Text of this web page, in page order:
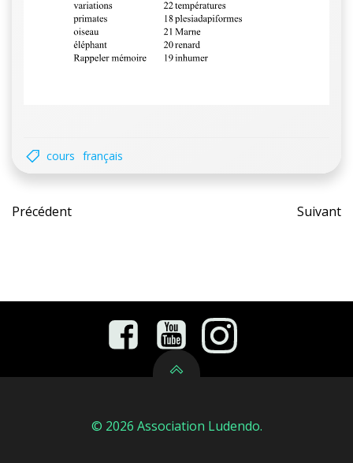
cours français
Post
Précédent Suivant
© 2026 Association Ludendo.